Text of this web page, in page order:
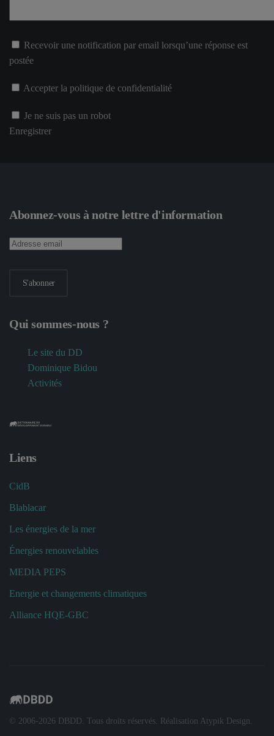
Recevoir une notification par email lorsqu’une réponse est
postée
Accepter la politique de confidentialité
Je ne suis pas un robot
Enregistrer
Abonnez-vous à notre lettre d'information
S'abonner
Qui sommes-nous ?
Le site du DD
Dominique Bidou
Activités
Liens
CidB
Blablacar
Les énergies de la mer
Énergies renouvelables
MEDIA PEPS
Energie et changements climatiques
Alliance HQE-GBC
© 2006-2026 DBDD. Tous droits réservés. Réalisation Atypik Design.